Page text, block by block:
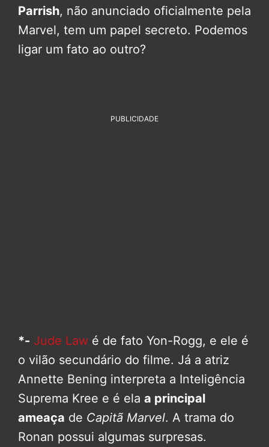
Parrish, não anunciado oficialmente pela
Marvel, tem um papel secreto. Podemos
ligar um fato ao outro?
PUBLICIDADE
*- Jude Law é de fato Yon-Rogg, e ele é
o vilão secundário do filme. Já a atriz
Annette Bening interpreta a Inteligência
Suprema Kree e é ela a principal
ameaça de Capitã Marvel. A trama do
Ronan possui algumas surpresas.